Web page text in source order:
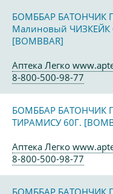
БОМББАР БАТОНЧИК
Малиновый ЧИЗКЕЙК
[BOMBBAR]
Аптека Легко
8-800-500-98-77
БОМББАР БАТОНЧИК
ТИРАМИСУ 60Г.
Аптека Легко
8-800-500-98-77
БОМББАР БАТОНЧИК